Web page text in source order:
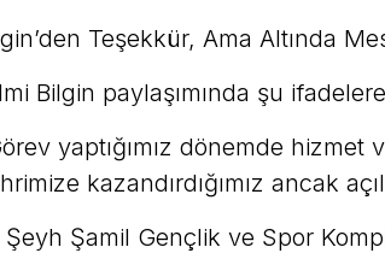
Teşekkür, Ama Altında
Bilgin paylaşımında şu
yaptığımız dönemde hizmet
kazandırdığımız ancak
Şeyh Şamil Gençlik ve Spor